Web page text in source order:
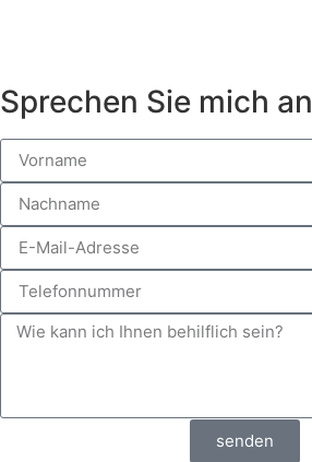
Sprechen Sie mich an
senden